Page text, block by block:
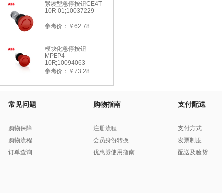
紧凑型急停按钮CE4T-
10R-01;10037229
参考价：￥62.78
模块化急停按钮
MPEP4-
10R;10094063
参考价：￥73.28
常见问题
购物保障
购物流程
订单查询
购物指南
注册流程
会员身份转换
优惠券使用指南
支付配送
支付方式
发票制度
配送及验货